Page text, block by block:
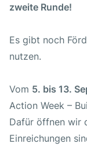
zweite Runde!
Es gibt noch
nutzen.
Vom 5. bis 13.
Action Week –
Dafür öffnen wir
Einreichungen